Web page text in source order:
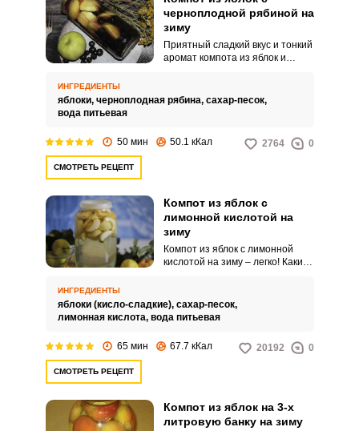
черноплодной рябиной на
зиму
Приятный сладкий вкус и тонкий
аромат компота из яблок и
Ягоды черноплодной рябины
термообработки абсолютно
перестают вязать.
ИНГРЕДИЕНТЫ
яблоки, черноплодная рябина, сахар-песок,
вода питьевая
50 мин 50.1 кКал 2764 0
СМОТРЕТЬ РЕЦЕПТ
Компот из яблок с
лимонной кислотой на
зиму
Компот из яблок с лимонной
кислотой на зиму – легко! Каким
магазине, нет ничего лучше и
полезнее домашнего компота,
заботой. Сделав компот
самостоятельно, вы точно
натуральные компоненты.
ИНГРЕДИЕНТЫ
яблоки (кисло-сладкие), сахар-песок,
лимонная кислота, вода питьевая
65 мин 67.7 кКал 20192 0
СМОТРЕТЬ РЕЦЕПТ
Компот из яблок на 3-х
литровую банку на зиму